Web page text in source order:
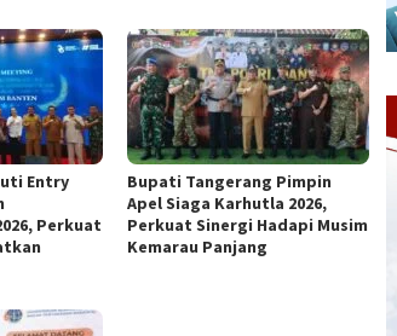
Entry
Perkuat
Bupati Tangerang Pimpin
Apel Siaga Karhutla 2026,
Perkuat Sinergi Hadapi Musim
Kemarau Panjang